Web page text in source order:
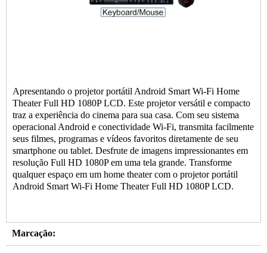
Apresentando o projetor portátil Android Smart Wi-Fi Home
Theater Full HD 1080P LCD. Este projetor versátil e compacto
traz a experiência do cinema para sua casa. Com seu sistema
operacional Android e conectividade Wi-Fi, transmita facilmente
seus filmes, programas e vídeos favoritos diretamente de seu
smartphone ou tablet. Desfrute de imagens impressionantes em
resolução Full HD 1080P em uma tela grande. Transforme
qualquer espaço em um home theater com o projetor portátil
Android Smart Wi-Fi Home Theater Full HD 1080P LCD.
Marcação: